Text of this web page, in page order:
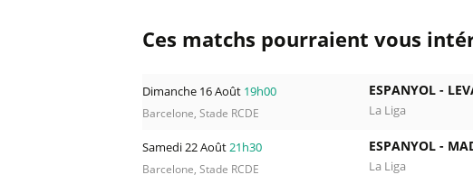
Ces matchs pourraient vous
Dimanche 16 Août 19h00
Barcelone, Stade RCDE
ESPANYOL -
La Liga
Samedi 22 Août21h30
Barcelone, Stade RCDE
ESPANYOL -
La Liga